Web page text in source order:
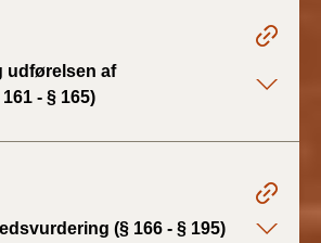
2019)
6
udførelsen af
- § 165)
(§ 166 - § 195)